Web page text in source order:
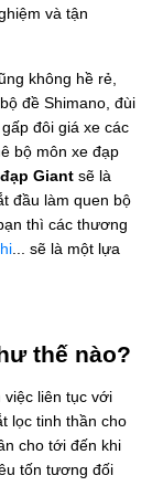
và tận
không hề rẻ,
đề Shimano, đùi
đôi giá xe các
bộ môn xe đạp
Giant sẽ là
đầu làm quen bộ
thì các thương
... sẽ là một lựa
thế nào?
việc liên tục với
lọc tinh thần cho
cho tới đến khi
tốn tương đối